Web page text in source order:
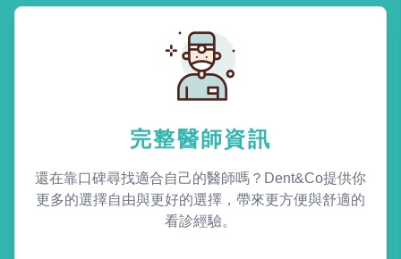
完整醫師資訊
還在靠口碑尋找適合自己的醫師嗎？Dent&Co提供你
更多的選擇自由與更好的選擇，帶來更方便與舒適的
看診經驗。